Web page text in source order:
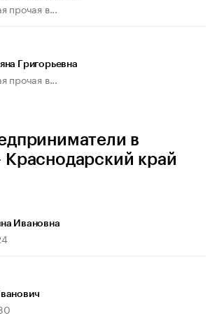
прочая в...
Григорьевна
прочая в...
в
край
Ивановна